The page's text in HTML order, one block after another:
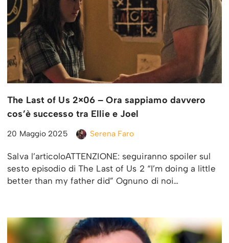
The Last of Us 2×06 – Ora sappiamo davvero
cos’è successo tra Ellie e Joel
20 Maggio 2025 Serena Faro
Salva l’articoloATTENZIONE: seguiranno spoiler sul
sesto episodio di The Last of Us 2 “I’m doing a little
better than my father did” Ognuno di noi…